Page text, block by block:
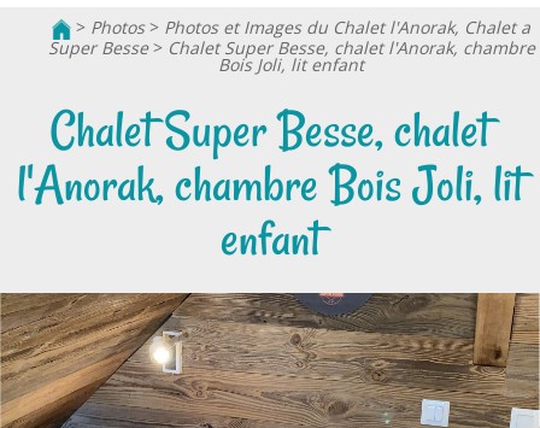
> Photos> Photos et Images du Chalet l'Anorak, Chalet a
Super Besse> Chalet Super Besse, chalet l'Anorak, chambre
Bois Joli, lit enfant
Chalet Super Besse, chalet
l'Anorak, chambre Bois Joli, lit
enfant